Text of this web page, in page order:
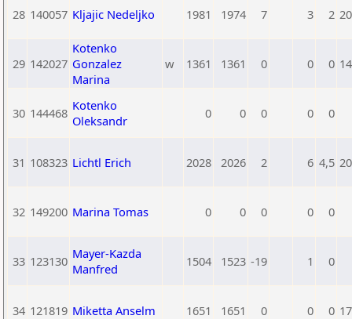
28 140057 Kljajic Nedeljko 1981 1974 7 3 2
29 142027
Kotenko
Gonzalez
Marina
w 1361 1361 0 0 0
30 144468 Kotenko
Oleksandr
0 0 0 0 0
31 108323 Lichtl Erich 2028 2026 2 6 4,5
32 149200 Marina Tomas 0 0 0 0 0
33 123130 Mayer-Kazda
Manfred
1504 1523 -19 1 0
34 121819 Miketta Anselm 1651 1651 0 0 0